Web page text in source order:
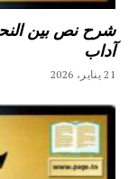
شرح نص بين
آداب
21 يناير، 2026